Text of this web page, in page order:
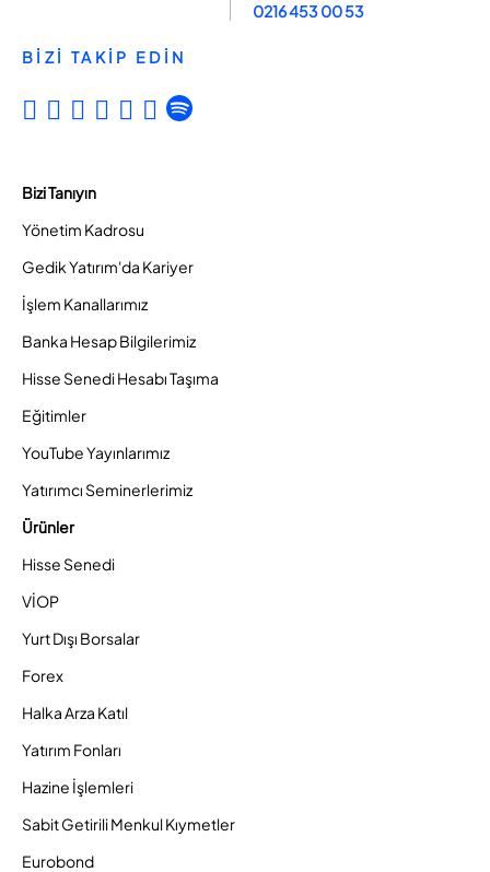
0216 453 00 53
BİZİ TAKİP EDİN
Bizi Tanıyın
Yönetim Kadrosu
Gedik Yatırım'da Kariyer
İşlem Kanallarımız
Banka Hesap Bilgilerimiz
Hisse Senedi Hesabı Taşıma
Eğitimler
YouTube Yayınlarımız
Yatırımcı Seminerlerimiz
Ürünler
Hisse Senedi
VİOP
Yurt Dışı Borsalar
Forex
Halka Arza Katıl
Yatırım Fonları
Hazine İşlemleri
Sabit Getirili Menkul Kıymetler
Eurobond